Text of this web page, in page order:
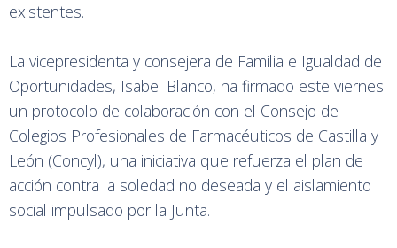
existentes.
La vicepresidenta y consejera de Familia e Igualdad de
Oportunidades, Isabel Blanco, ha firmado este viernes
un protocolo de colaboración con el Consejo de
Colegios Profesionales de Farmacéuticos de Castilla y
León (Concyl), una iniciativa que refuerza el plan de
acción contra la soledad no deseada y el aislamiento
social impulsado por la Junta.